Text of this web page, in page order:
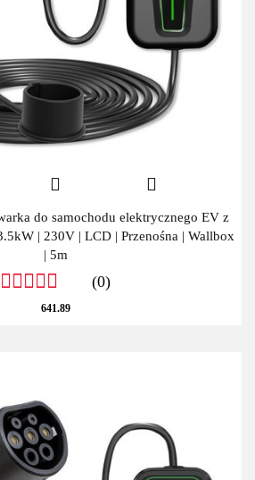
do samochodu elektrycznego EV z
| 230V | LCD | Przenośna | Wallbox
| 5m
(0)
641.89